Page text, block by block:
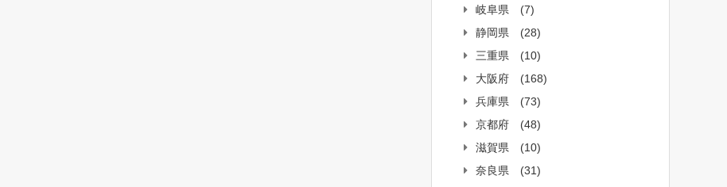
岐阜県
(7)
静岡県
(28)
三重県
(10)
大阪府
(168)
兵庫県
(73)
京都府
(48)
滋賀県
(10)
奈良県
(31)